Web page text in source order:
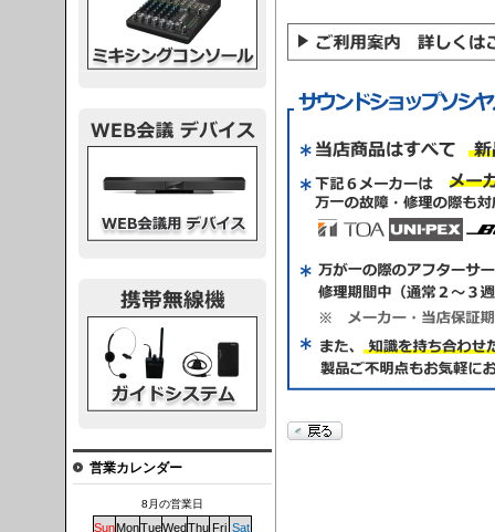
営業カレンダー
8月の営業日
SunMonTueWedThu Fri Sat